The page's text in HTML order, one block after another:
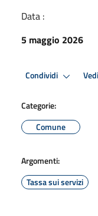
Data :
5 maggio 2026
Condividi
Categorie:
Comune
Argomenti:
Tassa sui servizi